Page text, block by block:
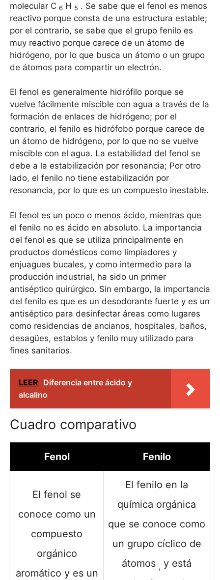
molecular C 6 H 5 . Se sabe que el fenol es menos
reactivo porque consta de una estructura estable;
por el contrario, se sabe que el grupo fenilo es
muy reactivo porque carece de un átomo de
hidrógeno, por lo que busca un átomo o un grupo
de átomos para compartir un electrón.
El fenol es generalmente hidrófilo porque se
vuelve fácilmente miscible con agua a través de la
formación de enlaces de hidrógeno; por el
contrario, el fenilo es hidrófobo porque carece de
un átomo de hidrógeno, por lo que no se vuelve
miscible con el agua. La estabilidad del fenol se
debe a la estabilización por resonancia; Por otro
lado, el fenilo no tiene estabilización por
resonancia, por lo que es un compuesto inestable.
El fenol es un poco o menos ácido, mientras que
el fenilo no es ácido en absoluto. La importancia
del fenol es que se utiliza principalmente en
productos domésticos como limpiadores y
enjuagues bucales, y como intermedio para la
producción industrial, ha sido un primer
antiséptico quirúrgico. Sin embargo, la importancia
del fenilo es que es un desodorante fuerte y es un
antiséptico para desinfectar áreas como lugares
como residencias de ancianos, hospitales, baños,
desagües, establos y fenilo muy utilizado para
fines sanitarios.
LEER Diferencia entre ácido y
alcalino
Cuadro comparativo
Fenol Fenilo
El fenol se
conoce como un
compuesto
orgánico
aromático y es un
El fenilo en la
química orgánica
que se conoce como
un grupo cíclico de
átomos , y está